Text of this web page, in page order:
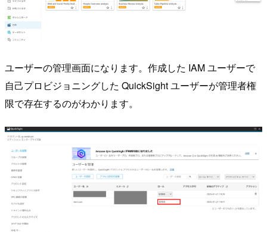
ユーザーの管理画面になります。作成した IAM ユーザーで
自己プロビジョニングした QuickSight ユーザーが管理者権
限で存在するのがわかります。